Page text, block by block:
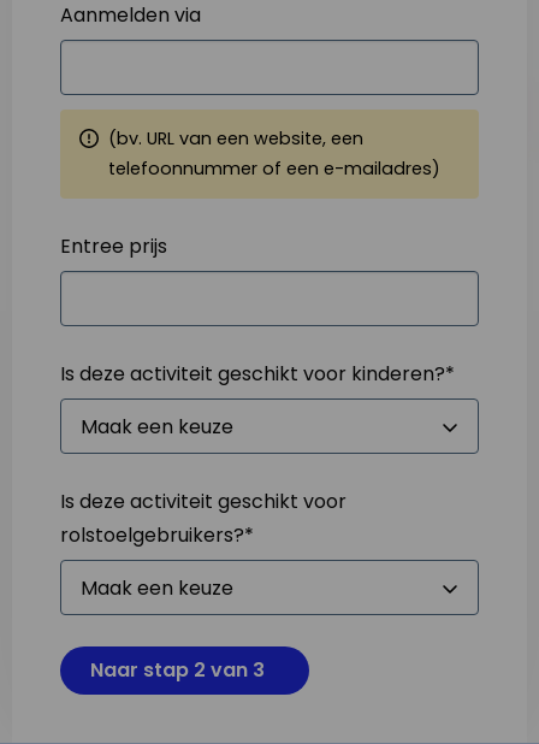
Aanmelden via
(bv. URL van een website, een
telefoonnummer of een e-mailadres)
Entree prijs
Is deze activiteit geschikt voor kinderen?*
Is deze activiteit geschikt voor
rolstoelgebruikers?*